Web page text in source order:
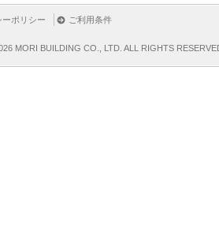
ーポリシー ご利用条件
MORI BUILDING CO., LTD. ALL RIGHTS